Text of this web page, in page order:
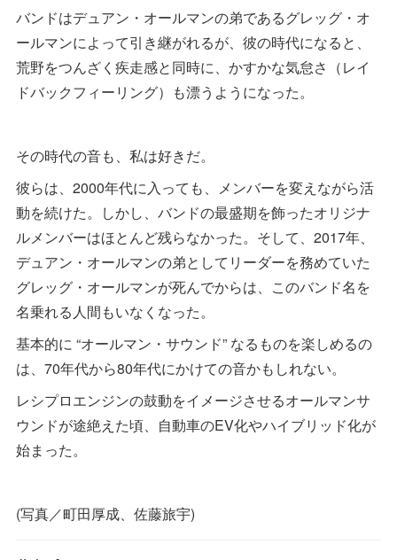
バンドはデュアン・オールマンの弟であるグレッグ・オ
ールマンによって引き継がれるが、彼の時代になると、
荒野をつんざく疾走感と同時に、かすかな気怠さ（レイ
ドバックフィーリング）も漂うようになった。
その時代の音も、私は好きだ。
彼らは、2000年代に入っても、メンバーを変えながら活
動を続けた。しかし、バンドの最盛期を飾ったオリジナ
ルメンバーはほとんど残らなかった。そして、2017年、
デュアン・オールマンの弟としてリーダーを務めていた
グレッグ・オールマンが死んでからは、このバンド名を
名乗れる人間もいなくなった。
基本的に “オールマン・サウンド” なるものを楽しめるの
は、70年代から80年代にかけての音かもしれない。
レシプロエンジンの鼓動をイメージさせるオールマンサ
ウンドが途絶えた頃、自動車のEV化やハイブリッド化が
始まった。
(写真／町田厚成、佐藤旅宇)